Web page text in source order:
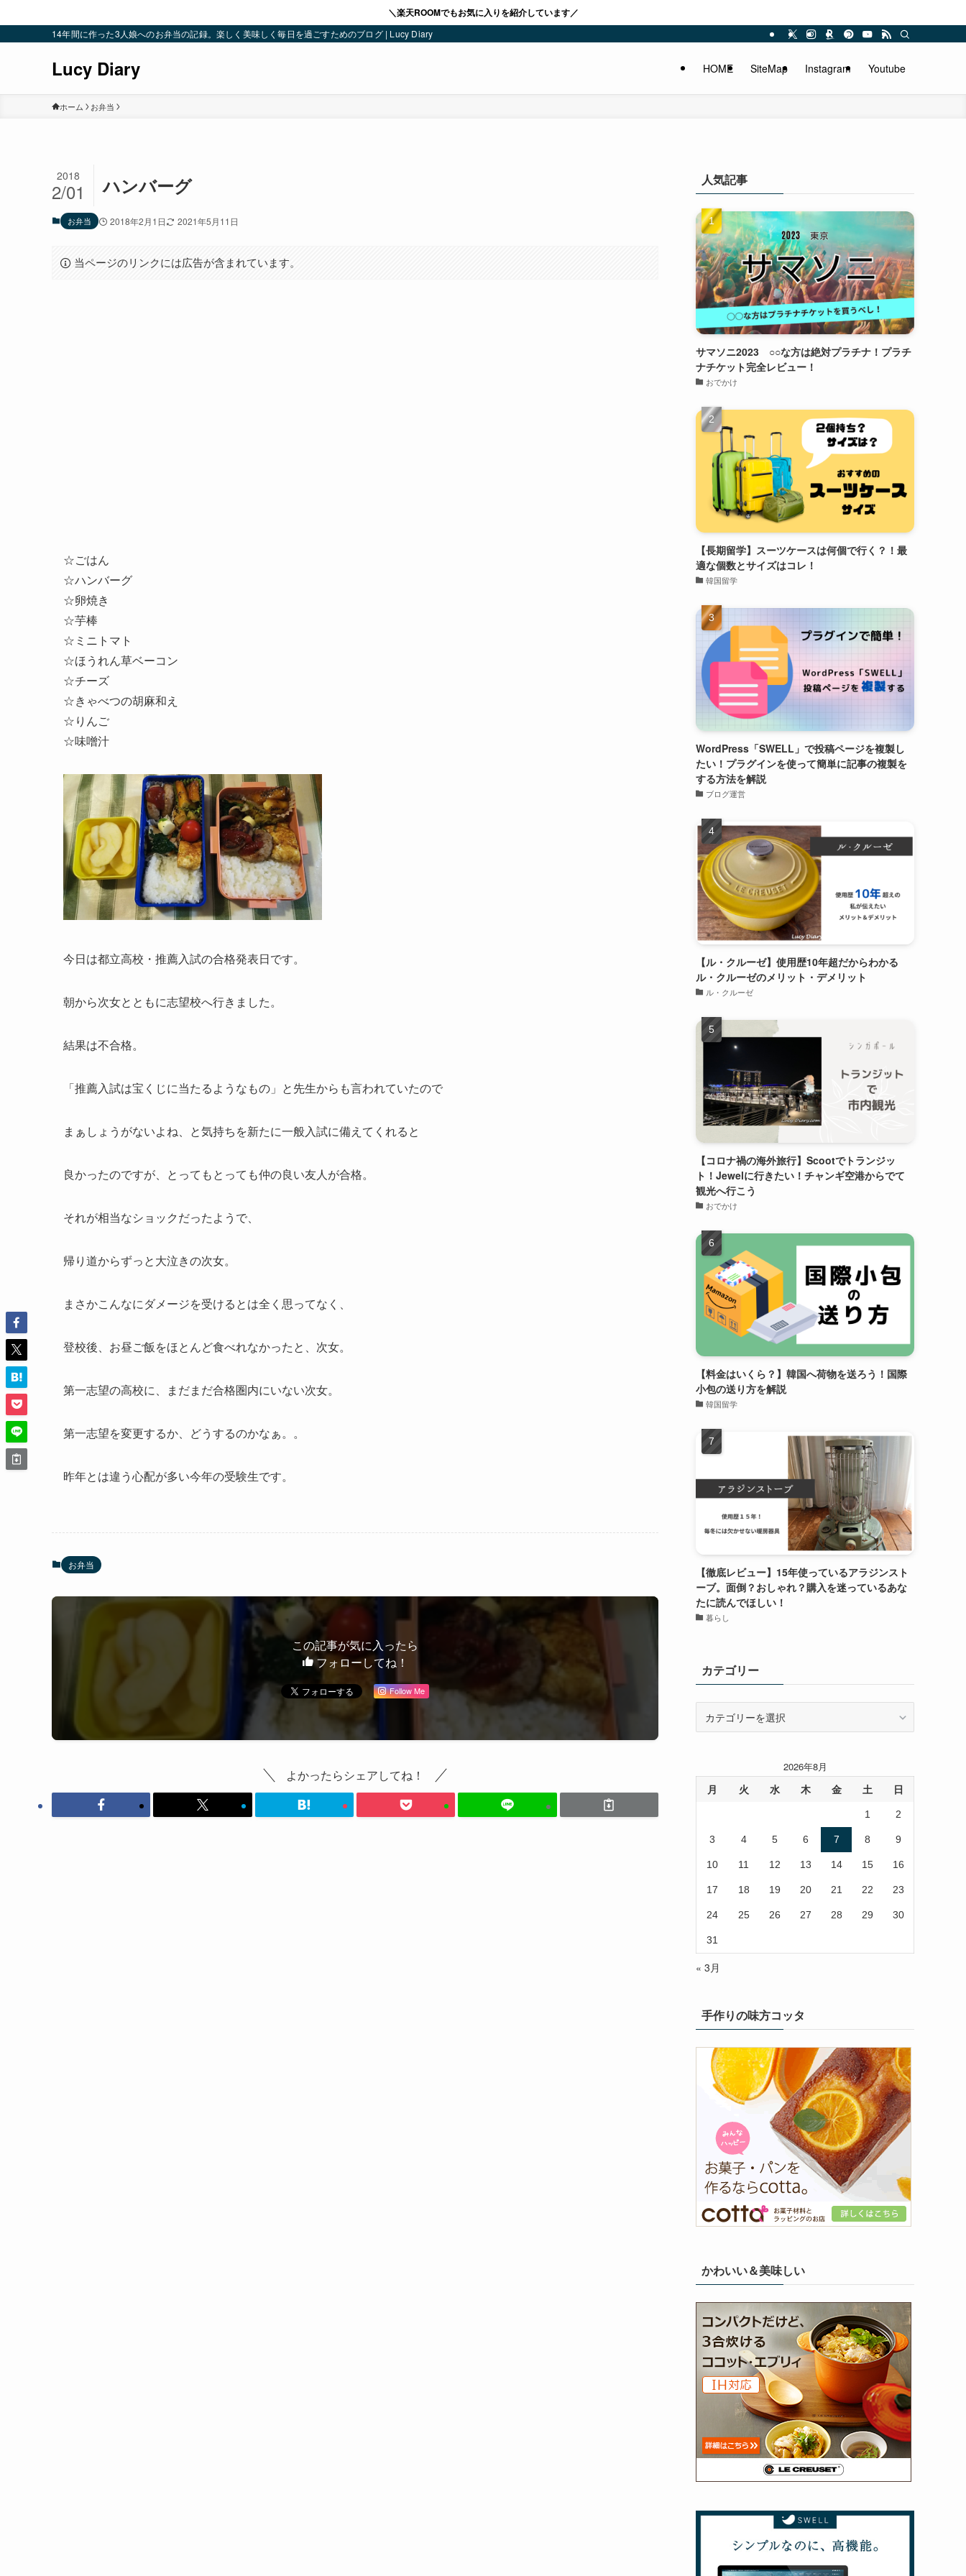
＼楽天ROOMでもお気に入りを紹介しています／
14年間に作った3人娘へのお弁当の記録。楽しく美味しく毎日を過ごすためのブログ | Lucy Diary
Lucy Diary HOME SiteMap Instagram Youtube
ホーム お弁当
ハンバーグ
2018
2/01
お弁当 2018年2月1日 2021年5月11日
当ページのリンクには広告が含まれています。
☆ごはん
☆ハンバーグ
☆卵焼き
☆芋棒
☆ ミニトマト
☆ほうれん草ベーコン
☆チーズ
☆きゃべつの胡麻和え
☆りんご
☆味噌汁
今日は都立高校・推薦入試の合格発表日です。
朝から次女とともに志望校へ行きました。
結果は不合格。
「推薦入試は宝くじに当たるようなもの」と先生からも言われていたので
まぁしょうがないよね、と気持ちを新たに一般入試に備えてくれると
良かったのですが、とってもとっても仲の良い友人が合格。
それが相当なショックだったようで、
帰り道からずっと大泣きの次女。
まさかこんなにダメージを受けるとは全く思ってなく、
登校後、お昼ご飯をほとんど食べれなかったと、次女。
第一志望の高校に、まだまだ合格圏内にいない次女。
第一志望を変更するか、どうするのかなぁ。。
昨年とは違う心配が多い今年の受験生です。
お弁当
この記事が気に入ったら
フォローしてね！
Follow Me
よかったらシェアしてね！
人気記事
サマソニ2023 ○○な方は絶対プラチナ！プラチ
ナチケット完全レビュー！
おでかけ
【長期留学】スーツケースは何個で行く？！最
適な個数とサイズはコレ！
韓国留学
WordPress「SWELL」で投稿ページを複製し
たい！プラグインを使って簡単に記事の複製を
する方法を解説
ブログ運営
【ル・クルーゼ】使用歴10年超だからわかる
ル・クルーゼのメリット・デメリット
ル・クルーゼ
【コロナ禍の海外旅行】Scootでトランジッ
ト！Jewelに行きたい！チャンギ空港からでて
観光へ行こう
おでかけ
【料金はいくら？】韓国へ荷物を送ろう！国際
小包の送り方を解説
韓国留学
【徹底レビュー】15年使っているアラジンスト
ーブ。面倒？おしゃれ？購入を迷っているあな
たに読んでほしい！
暮らし
カテゴリー
ー
2026年8月
月 火 水 木 金 土 日
1 2
3 4 5 6 7 8 9
10 11 12 13 14 15 16
17 18 19 20 21 22 23
24 25 26 27 28 29 30
31
« 3月
手作りの味方コッタ
かわいい＆美味しい